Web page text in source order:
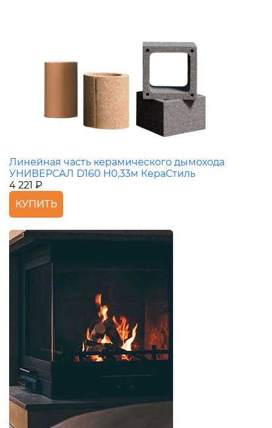
Линейная часть керамического дымохода
УНИВЕРСАЛ D160 H0,33м КераСтиль
4 221 ₽
КУПИТЬ